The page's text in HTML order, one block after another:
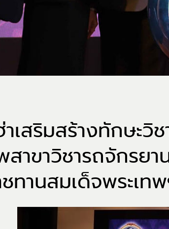
าเสริมสร้างทักษะ
สาขาวิชารถจักรย
ทานสมเด็จพระเท